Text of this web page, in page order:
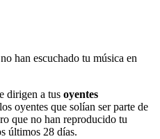
han escuchado tu música en
dirigen a tus oyentes
oyentes que solían ser parte de
que no han reproducido tu
últimos 28 días.